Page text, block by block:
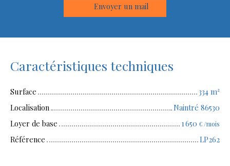
Envoyer un mail
Caractéristiques techniques
Surface 334 m²
Localisation
Naintré 86530
Loyer de base
1 650 € /mois
Référence LP262